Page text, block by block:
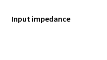
Input impedance